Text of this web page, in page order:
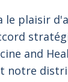
le plaisir
and
notre